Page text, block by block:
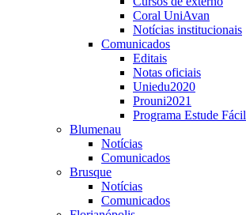
Coral UniAvan
Notícias institucionais
Comunicados
Editais
Notas oficiais
Uniedu2020
Prouni2021
Programa Estude Fácil
Blumenau
Notícias
Comunicados
Brusque
Notícias
Comunicados